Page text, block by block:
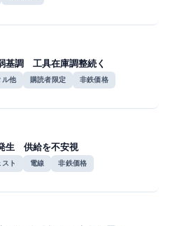
基調 工具在庫調整続く
ル他 購読者限定 非鉄価格
生 供給を不安視
ト 電線 非鉄価格